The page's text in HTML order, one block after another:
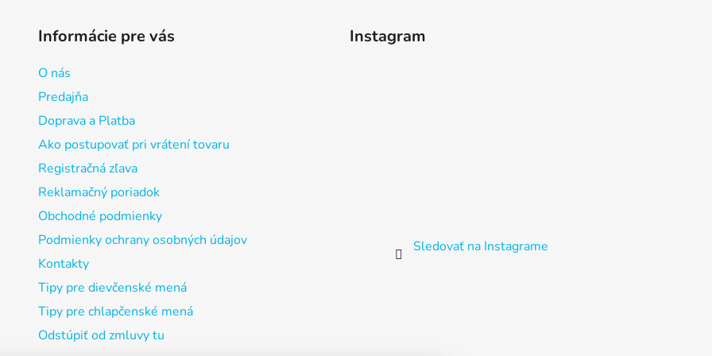
Informácie pre vás
O nás
Predajňa
Doprava a Platba
Ako postupovať pri vrátení tovaru
Registračná zľava
Reklamačný poriadok
Obchodné podmienky
Podmienky ochrany osobných údajov
Kontakty
Tipy pre dievčenské mená
Tipy pre chlapčenské mená
Odstúpiť od zmluvy tu
Instagram
Sledovať na Instagrame